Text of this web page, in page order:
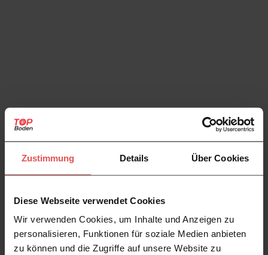
Zustimmung Details Über Cookies
Diese Webseite verwendet Cookies
Wir verwenden Cookies, um Inhalte und Anzeigen zu
personalisieren, Funktionen für soziale Medien anbieten
zu können und die Zugriffe auf unsere Website zu